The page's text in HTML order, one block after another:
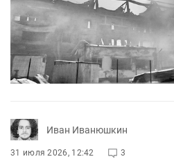
Иван Иванюшкин
31 июля 2026, 12:42 3